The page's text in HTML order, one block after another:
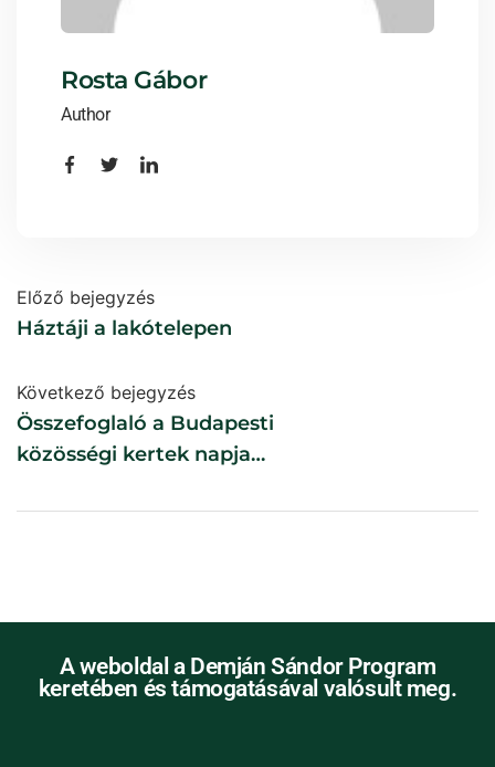
Rosta Gábor
Author
Előző bejegyzés
Háztáji a lakótelepen
Következő bejegyzés
Összefoglaló a Budapesti
közösségi kertek napja
A weboldal a Demján Sándor Program
keretében és támogatásával valósult meg.